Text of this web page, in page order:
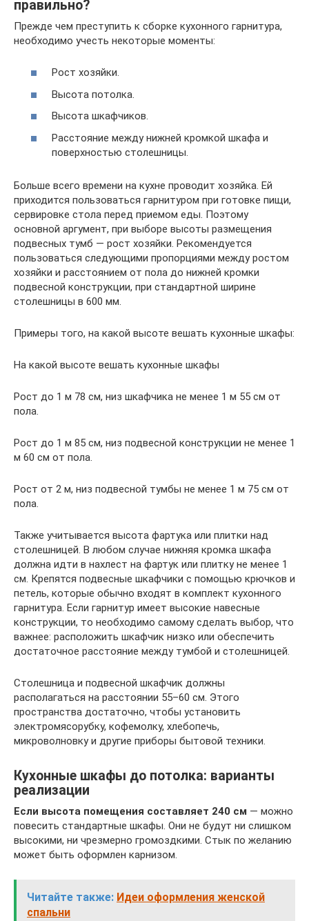
правильно?
Прежде чем преступить к сборке кухонного гарнитура,
необходимо учесть некоторые моменты:
Рост хозяйки.
Высота потолка.
Высота шкафчиков.
Расстояние между нижней кромкой шкафа и
поверхностью столешницы.
Больше всего времени на кухне проводит хозяйка. Ей
приходится пользоваться гарнитуром при готовке пищи,
сервировке стола перед приемом еды. Поэтому
основной аргумент, при выборе высоты размещения
подвесных тумб — рост хозяйки. Рекомендуется
пользоваться следующими пропорциями между ростом
хозяйки и расстоянием от пола до нижней кромки
подвесной конструкции, при стандартной ширине
столешницы в 600 мм.
Примеры того, на какой высоте вешать кухонные шкафы:
На какой высоте вешать кухонные шкафы
Рост до 1 м 78 см, низ шкафчика не менее 1 м 55 см от
пола.
Рост до 1 м 85 см, низ подвесной конструкции не менее 1
м 60 см от пола.
Рост от 2 м, низ подвесной тумбы не менее 1 м 75 см от
пола.
Также учитывается высота фартука или плитки над
столешницей. В любом случае нижняя кромка шкафа
должна идти в нахлест на фартук или плитку не менее 1
см. Крепятся подвесные шкафчики с помощью крючков и
петель, которые обычно входят в комплект кухонного
гарнитура. Если гарнитур имеет высокие навесные
конструкции, то необходимо самому сделать выбор, что
важнее: расположить шкафчик низко или обеспечить
достаточное расстояние между тумбой и столешницей.
Столешница и подвесной шкафчик должны
располагаться на расстоянии 55–60 см. Этого
пространства достаточно, чтобы установить
электромясорубку, кофемолку, хлебопечь,
микроволновку и другие приборы бытовой техники.
Кухонные шкафы до потолка: варианты
реализации
Если высота помещения составляет 240 см — можно
повесить стандартные шкафы. Они не будут ни слишком
высокими, ни чрезмерно громоздкими. Стык по желанию
может быть оформлен карнизом.
Читайте также: Идеи оформления женской
спальни